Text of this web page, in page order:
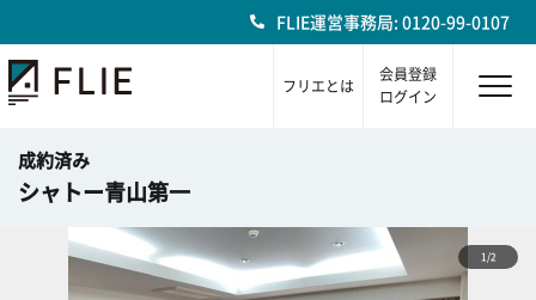
FLIE運営事務局: 0120-99-0107
フリエとは
会員登録
ログイン
成約済み
シャトー青山第一
1/2